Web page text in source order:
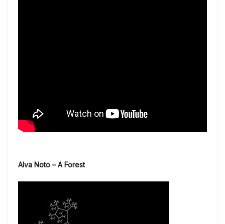
Alva Noto – A Forest